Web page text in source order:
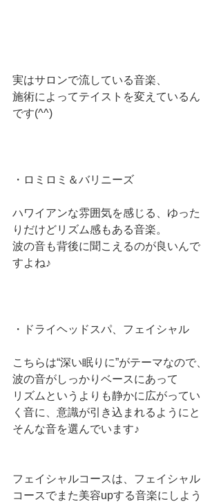
実はサロンで流している音楽、
施術によってテイストを変えているん
です(^^)
・ロミロミ＆バリニーズ
ハワイアンな雰囲気を感じる、ゆった
りだけどリズム感もある音楽。
波の音も背後に聞こえるのが良いんで
すよね♪
・ドライヘッドスパ、フェイシャル
こちらは“深い眠りに”がテーマなので、
波の音がしっかりベースにあって
リズムというよりも静かに広がってい
く音に、意識が引き込まれるようにと
そんな音を選んでいます♪
フェイシャルコースは、フェイシャル
コースでまた美容upする音楽にしよう